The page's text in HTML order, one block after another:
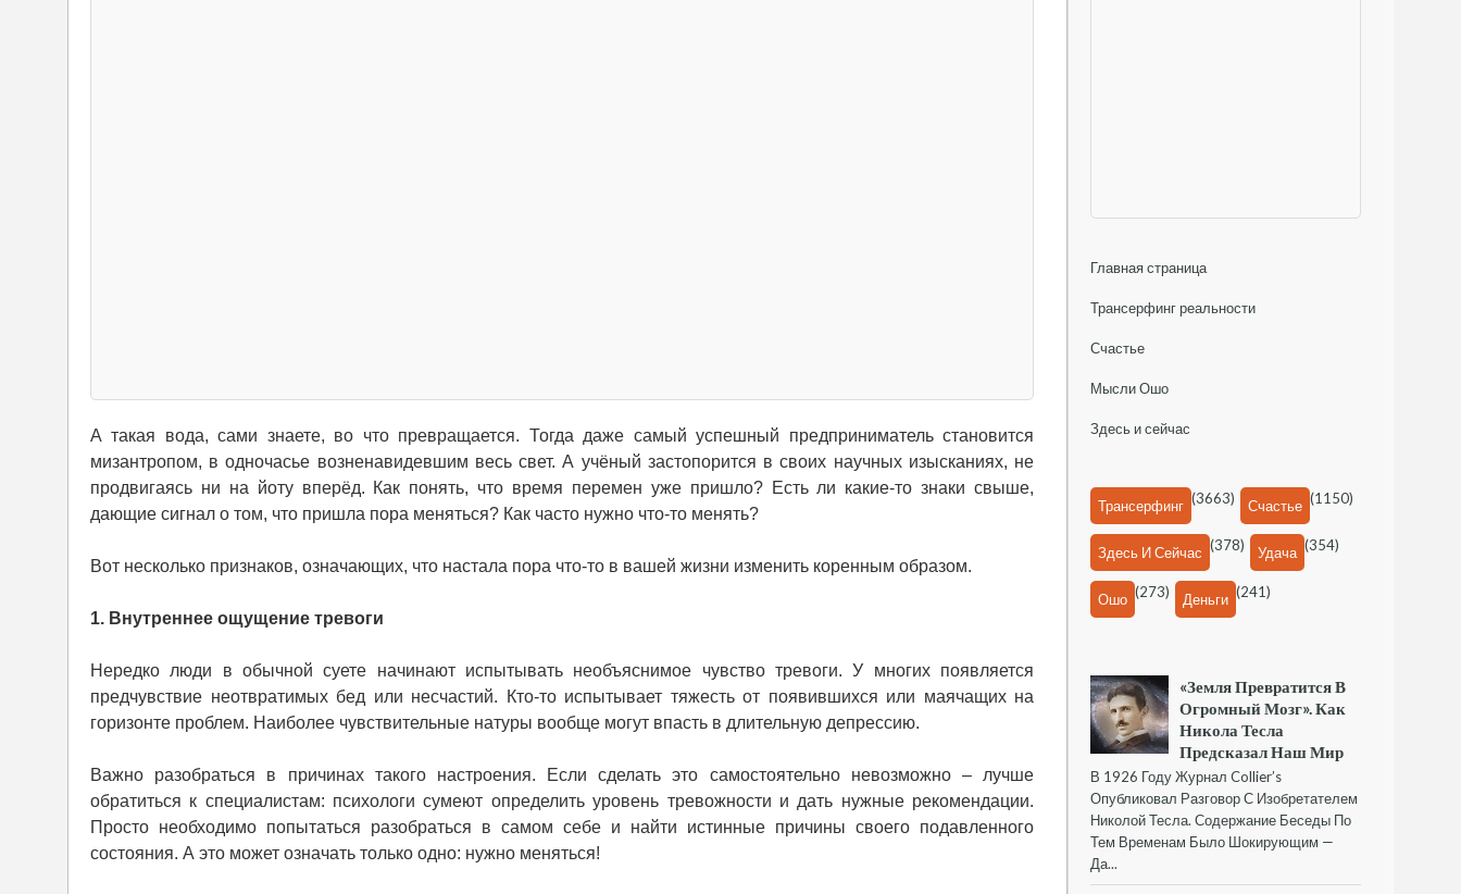
А такая вода, сами знаете, во что превращается. Тогда даже самый успешный предприниматель становится
мизантропом, в одночасье возненавидевшим весь свет. А учёный застопорится в своих научных изысканиях, не
продвигаясь ни на йоту вперёд. Как понять, что время перемен уже пришло? Есть ли какие-то знаки свыше,
дающие сигнал о том, что пришла пора меняться? Как часто нужно что-то менять?
Вот несколько признаков, означающих, что настала пора что-то в вашей жизни изменить коренным образом.
1. Внутреннее ощущение тревоги
Нередко люди в обычной суете начинают испытывать необъяснимое чувство тревоги. У многих появляется
предчувствие неотвратимых бед или несчастий. Кто-то испытывает тяжесть от появившихся или маячащих на
горизонте проблем. Наиболее чувствительные натуры вообще могут впасть в длительную депрессию.
Важно разобраться в причинах такого настроения. Если сделать это самостоятельно невозможно – лучше
обратиться к специалистам: психологи сумеют определить уровень тревожности и дать нужные рекомендации.
Просто необходимо попытаться разобраться в самом себе и найти истинные причины своего подавленного
состояния. А это может означать только одно: нужно меняться!
Главная страница
Трансерфинг реальности
Счастье
Мысли Ошо
Здесь и сейчас
Трансерфинг (3663) Счастье (1150)
Здесь И Сейчас (378) Удача (354)
Ошо (273) Деньги (241)
«Земля Превратится В
Огромный Мозг». Как
Никола Тесла
Предсказал Наш Мир
В 1926 Году Журнал Collier’s
Опубликовал Разговор С Изобретателем
Николой Тесла. Содержание Беседы По
Тем Временам Было Шокирующим —
Да...